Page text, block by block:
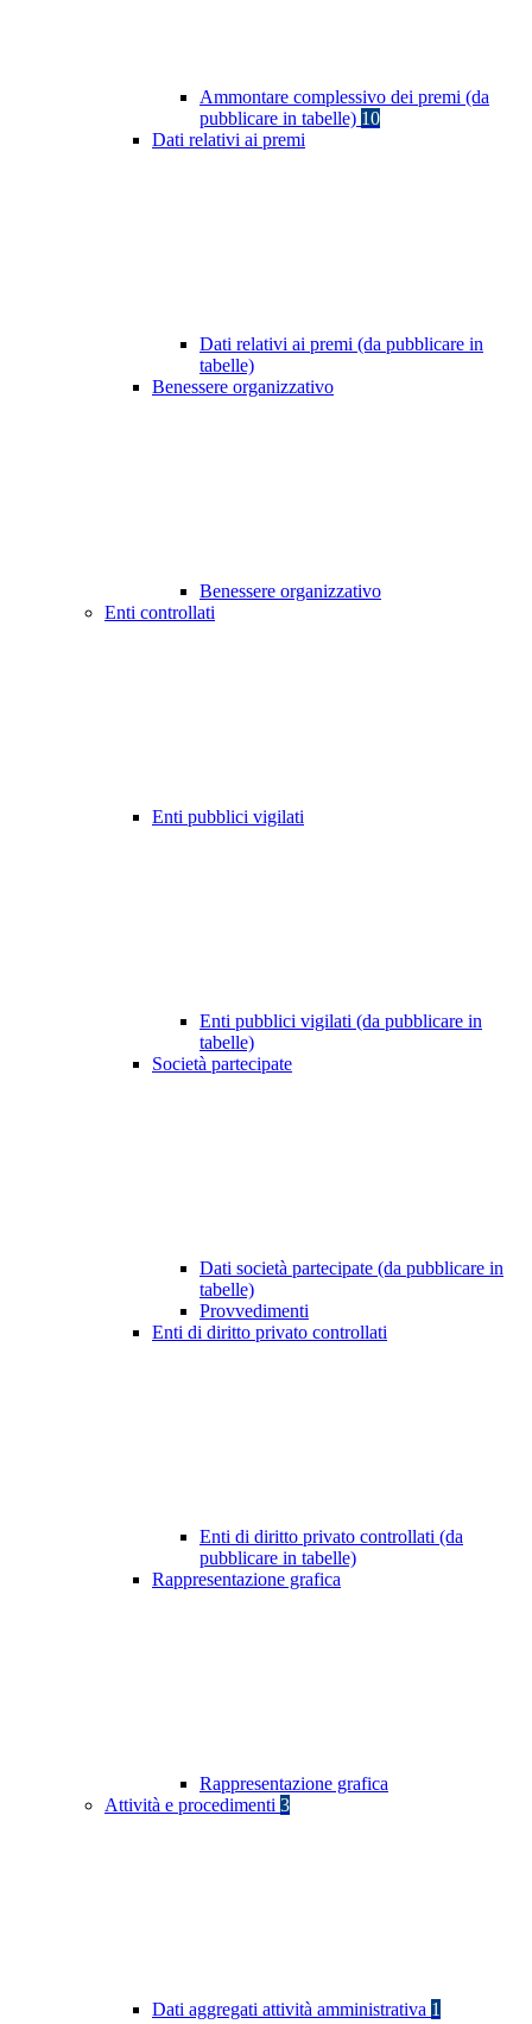
Ammontare complessivo dei premi (da
pubblicare in tabelle) 10
Dati relativi ai premi
Dati relativi ai premi (da pubblicare in
tabelle)
Benessere organizzativo
Benessere organizzativo
Enti controllati
Enti pubblici vigilati
Enti pubblici vigilati (da pubblicare in
tabelle)
Società partecipate
Dati società partecipate (da pubblicare in
tabelle)
Provvedimenti
Enti di diritto privato controllati
Enti di diritto privato controllati (da
pubblicare in tabelle)
Rappresentazione grafica
Rappresentazione grafica
Attività e procedimenti 3
Dati aggregati attività amministrativa 1